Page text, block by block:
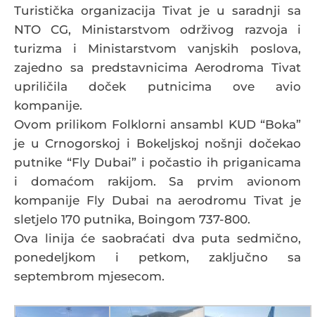
Turistička organizacija Tivat je u saradnji sa
NTO CG, Ministarstvom održivog razvoja i
turizma i Ministarstvom vanjskih poslova,
zajedno sa predstavnicima Aerodroma Tivat
upriličila doček putnicima ove avio
kompanije.
Ovom prilikom Folklorni ansambl KUD “Boka”
je u Crnogorskoj i Bokeljskoj nošnji dočekao
putnike “Fly Dubai” i počastio ih priganicama
i domaćom rakijom. Sa prvim avionom
kompanije Fly Dubai na aerodromu Tivat je
sletjelo 170 putnika, Boingom 737-800.
Ova linija će saobraćati dva puta sedmično,
ponedeljkom i petkom, zaključno sa
septembrom mjesecom.